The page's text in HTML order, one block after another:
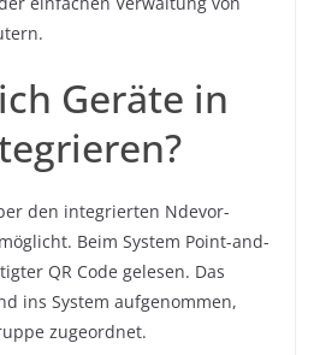
Geräte in
den integrierten Ndevor-
Beim System Point-and-
QR Code gelesen. Das
ins System aufgenommen,
zugeordnet.